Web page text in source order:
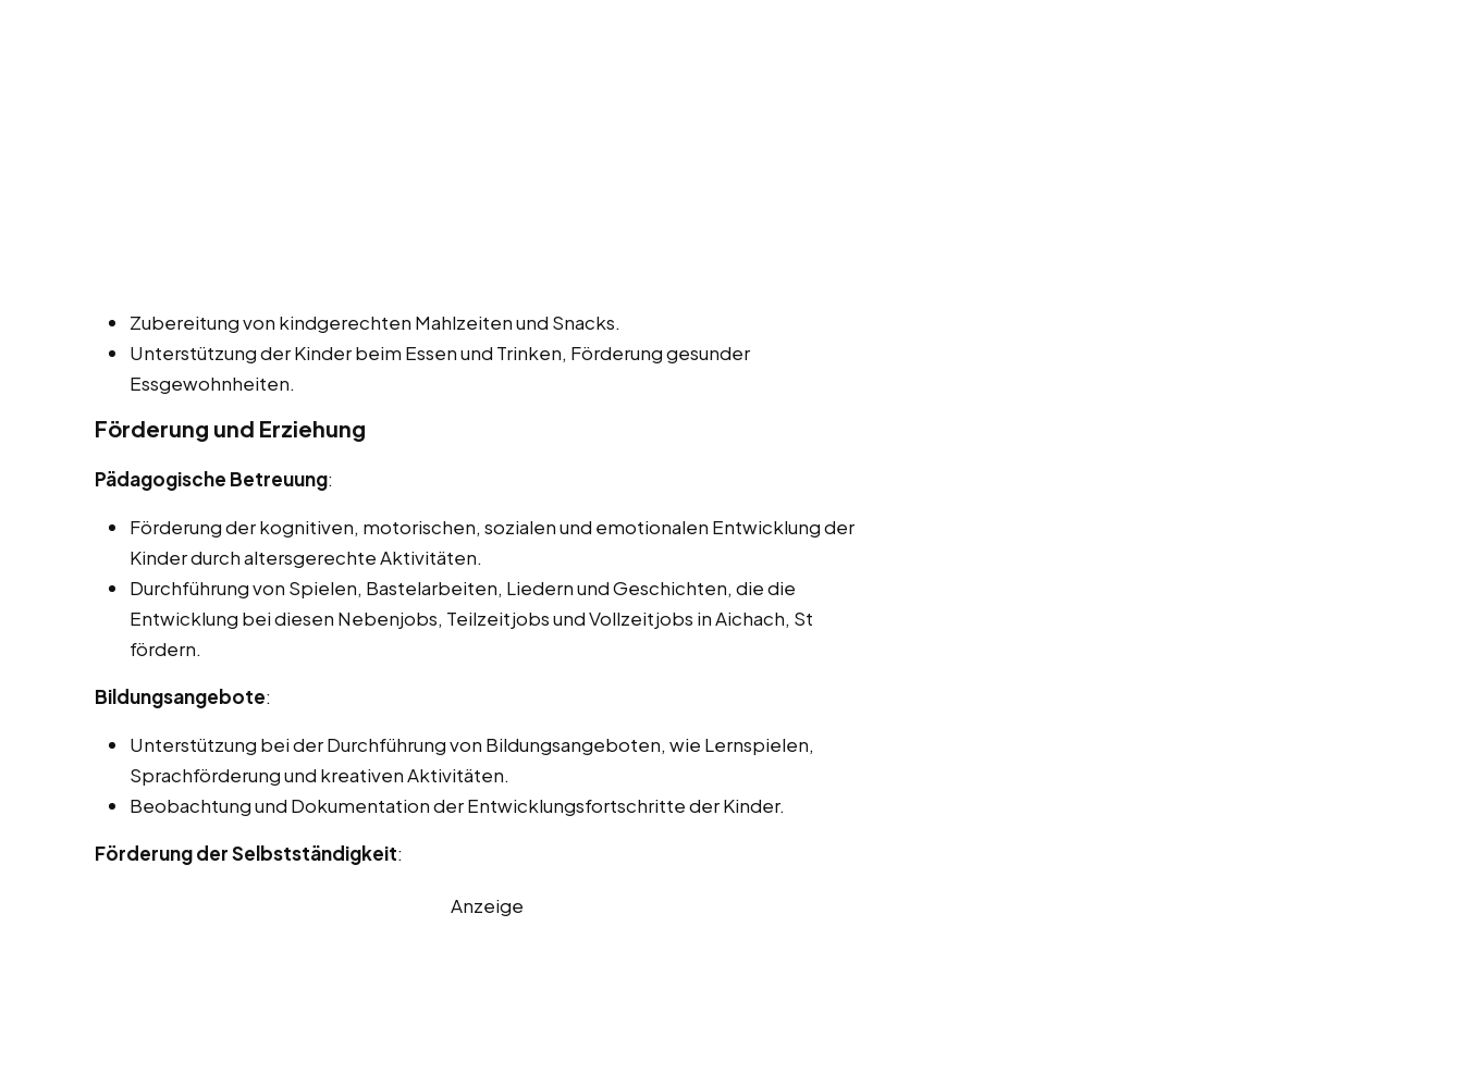
Zubereitung von kindgerechten Mahlzeiten und Snacks.
Unterstützung der Kinder beim Essen und Trinken, Förderung gesunder
Essgewohnheiten.
Förderung und Erziehung
Pädagogische Betreuung:
Förderung der kognitiven, motorischen, sozialen und emotionalen Entwicklung der
Kinder durch altersgerechte Aktivitäten.
Durchführung von Spielen, Bastelarbeiten, Liedern und Geschichten, die die
Entwicklung bei diesen Nebenjobs, Teilzeitjobs und Vollzeitjobs in Aichach, St
fördern.
Bildungsangebote:
Unterstützung bei der Durchführung von Bildungsangeboten, wie Lernspielen,
Sprachförderung und kreativen Aktivitäten.
Beobachtung und Dokumentation der Entwicklungsfortschritte der Kinder.
Förderung der Selbstständigkeit:
Anzeige